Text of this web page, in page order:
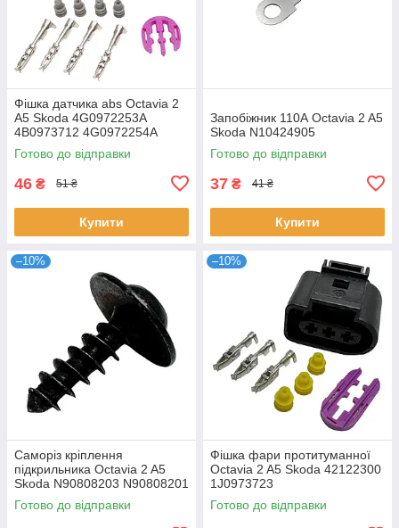
Фішка датчика abs Octavia 2
A5 Skoda 4G0972253A
4B0973712 4G0972254A
Готово до відправки
46 ₴ 51 ₴
Купити
Запобіжник 110А Octavia 2 A5
Skoda N10424905
Готово до відправки
37 ₴ 41 ₴
Купити
–10%
Саморіз кріплення
підкрильника Octavia 2 A5
Skoda N90808203 N90808201
Готово до відправки
–10%
Фішка фари протитуманної
Octavia 2 A5 Skoda 42122300
1J0973723
Готово до відправки